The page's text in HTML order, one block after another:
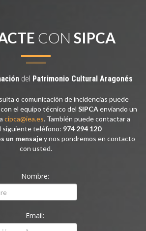
CON SIPCA
del Patrimonio Cultural Aragonés
o comunicación de incidencias puede
el equipo técnico del SIPCAenviando un
cipca@iea.es. También puede contactar a
siguiente teléfono: 974 294 120
un mensajey nos pondremos en contacto
con usted.
Nombre:
Email: